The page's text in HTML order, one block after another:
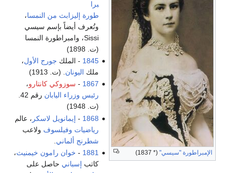
الإمبراطورة "سيسي" (* 1837)
برا
طورة إليزابث من النمسا،
وتُعرف أيضاً بإسم سيسي
Sissi، وامبراطورة النمسا
(ت. 1898)
1845 - الملك جورج الأول،
ملك اليونان . (ت. 1913)
1867
- سوزوكي كانتارو،
رئيس وزراء اليابان
رقم 42.
(ت. 1948)
1868
- إيمانويل لاسكر ، عالم
رياضيات وفيلسوف ولاعب
شطرنج ألماني
1881
- خوان رامون خيمنيث،
كاتب إسباني حاصل على